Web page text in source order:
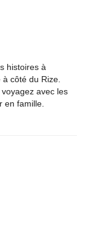
histoires à
côté du Rize.
avec les
en famille.